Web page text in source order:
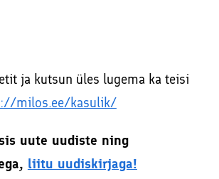
ja kutsun üles lugema ka teisi
milos.ee/kasulik/
uute uudiste ning
liitu uudiskirjaga!